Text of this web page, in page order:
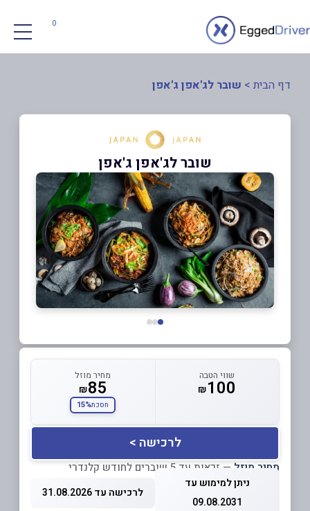
0
דף הבית > שובר לג'אפן ג'אפן
שובר לג'אפן ג'אפן
שווי הטבה
₪100
מחיר מוזל
₪85
חסכת15%
לרכישה >
מחיר מוזל — זכאות עד 5 שוברים לחודש קלנדרי
ניתן למימוש עד
09.08.2031
לרכישה עד 31.08.2026